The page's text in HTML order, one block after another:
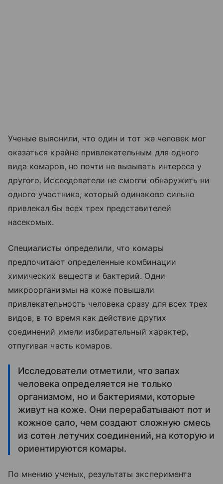
Ученые выяснили, что один и тот же человек мог
оказаться крайне привлекательным для одного
вида комаров, но почти не вызывать интереса у
другого. Исследователи не смогли обнаружить ни
одного участника, который одинаково сильно
привлекал бы всех трех представителей
насекомых.
Специалисты определили, что комары
предпочитают определенные комбинации
химических веществ и бактерий. Одни
микроорганизмы на коже повышали
привлекательность человека сразу для всех трех
видов, в то время как действие других
соединений имели избирательный характер,
отпугивая часть комаров.
Исследователи отметили, что запах
человека определяется не только
организмом, но и бактериями, которые
живут на коже. Они перерабатывают пот и
кожное сало, чем создают сложную смесь
из сотен летучих соединений, на которую и
ориентируются комары.
По мнению ученых, результаты эксперимента